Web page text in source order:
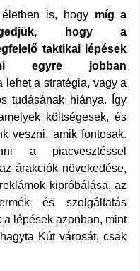
is, hogy míg a
hogy a
taktikai lépések
egyre jobban
a stratégia, vagy a
tudásának hiánya. Így
költségesek, és
veszni, amik fontosak.
a piacvesztéssel
árakciók növekedése,
kipróbálása, az
és szolgáltatás
lépések azonban, mint
Kút városát, csak